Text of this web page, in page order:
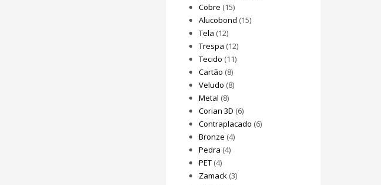
Cobre (15)
Alucobond (15)
Tela (12)
Trespa (12)
Tecido (11)
Cartão (8)
Veludo (8)
Metal (8)
Corian 3D (6)
Contraplacado (6)
Bronze (4)
Pedra (4)
PET(4)
Zamack(3)